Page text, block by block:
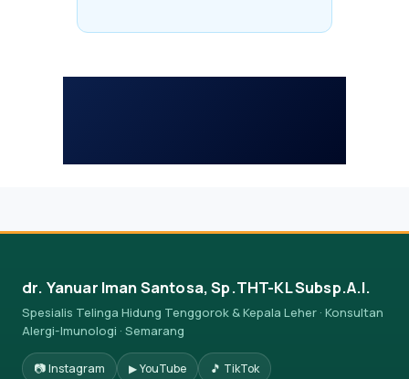
dr. Yanuar Iman Santosa, Sp.THT-KL Subsp.A.I.
Spesialis Telinga Hidung Tenggorok & Kepala Leher · Konsultan
Alergi-Imunologi · Semarang
📷 Instagram ▶ YouTube 🎵 TikTok